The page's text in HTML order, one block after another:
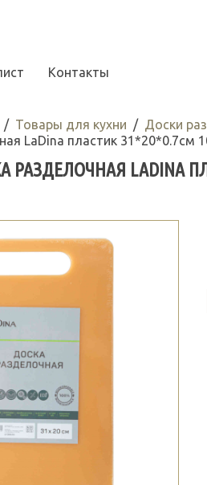
Контакты
Товары для кухни
Доски
LaDina пластик 31*20*0.7см
РАЗДЕЛОЧНАЯ LADINA